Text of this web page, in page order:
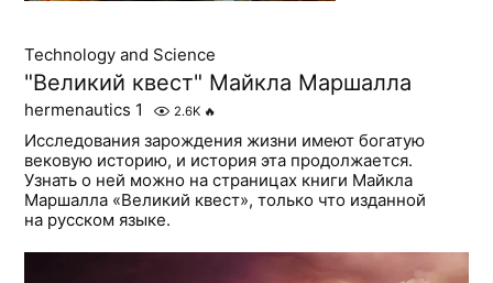
Technology and Science
"Великий квест" Майкла Маршалла
hermenautics 1 2.6K 🔥
Исследования зарождения жизни имеют богатую
вековую историю, и история эта продолжается.
Узнать о ней можно на страницах книги Майкла
Маршалла «Великий квест», только что изданной
на русском языке.